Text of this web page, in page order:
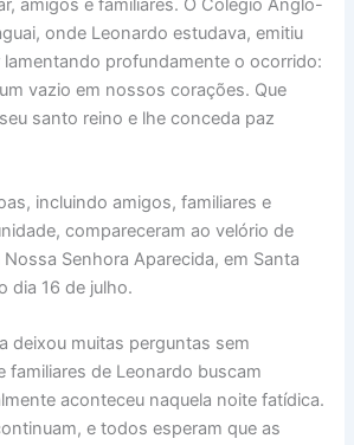
amigos e familiares. O Colégio Anglo-
onde Leonardo estudava, emitiu
lamentando profundamente o ocorrido:
vazio em nossos corações. Que
santo reino e lhe conceda paz
incluindo amigos, familiares e
compareceram ao velório de
Senhora Aparecida, em Santa
dia 16 de julho.
deixou muitas perguntas sem
familiares de Leonardo buscam
aconteceu naquela noite fatídica.
e todos esperam que as